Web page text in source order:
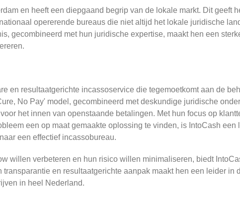
en heeft een diepgaand begrip van de lokale markt. Dit geeft
opererende bureaus die niet altijd het lokale juridische
gecombineerd met hun juridische expertise, maakt hen een
en resultaatgerichte incassoservice die tegemoetkomt aan de
No Pay' model, gecombineerd met deskundige juridische
het innen van openstaande betalingen. Met hun focus op
een op maat gemaakte oplossing te vinden, is IntoCash een
een effectief incassobureau.
willen verbeteren en hun risico willen minimaliseren, biedt
en resultaatgerichte aanpak maakt hen een leider in
in heel Nederland.